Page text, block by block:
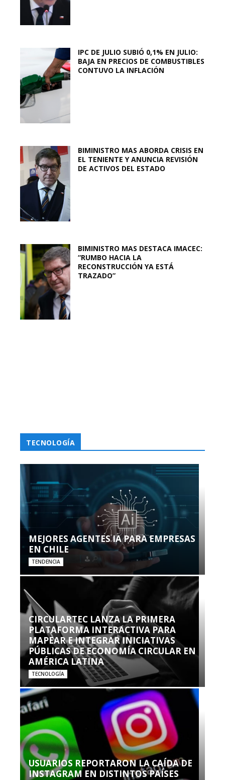
IPC DE JULIO SUBIÓ 0,1% EN JULIO:
BAJA EN PRECIOS DE COMBUSTIBLES
CONTUVO LA INFLACIÓN
BIMINISTRO MAS ABORDA CRISIS EN
EL TENIENTE Y ANUNCIA REVISIÓN
DE ACTIVOS DEL ESTADO
BIMINISTRO MAS DESTACA IMACEC:
“RUMBO HACIA LA
RECONSTRUCCIÓN YA ESTÁ
TRAZADO”
TECNOLOGÍA
MEJORES AGENTES IA PARA EMPRESAS
EN CHILE
TENDENCIA
CIRCULARTEC LANZA LA PRIMERA
PLATAFORMA INTERACTIVA PARA
MAPEAR E INTEGRAR INICIATIVAS
PÚBLICAS DE ECONOMÍA CIRCULAR EN
AMÉRICA LATINA
TECNOLOGÍA
USUARIOS REPORTARON LA CAÍDA DE
INSTAGRAM EN DISTINTOS PAÍSES